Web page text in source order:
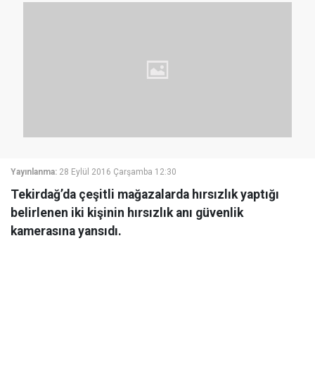
Yayınlanma: 28 Eylül 2016 Çarşamba 12:30
Tekirdağ’da çeşitli mağazalarda hırsızlık yaptığı
belirlenen iki kişinin hırsızlık anı güvenlik
kamerasına yansıdı.